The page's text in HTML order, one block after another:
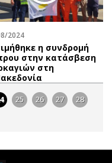
2024
η συνδρομή
στην κατάσβεση
στη
25 26 27 28